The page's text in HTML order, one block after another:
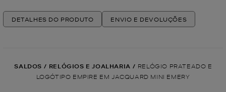
DETALHES DO PRODUTO ENVIO E DEVOLUÇÕES
SALDOS / RELÓGIOS E JOALHARIA / RELÓGIO PRATEADO E
LOGÓTIPO EMPIRE EM JACQUARD MINI EMERY